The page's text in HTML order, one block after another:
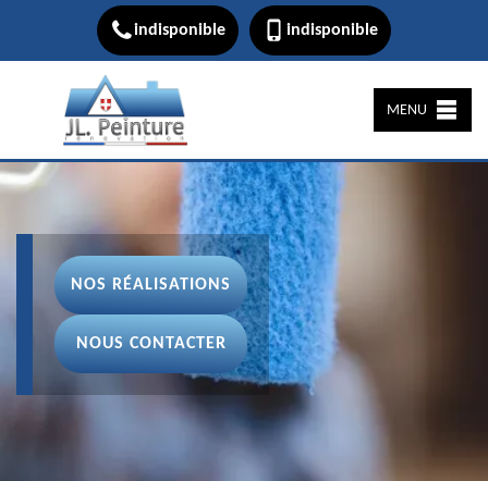
indisponible indisponible
MENU
NOS RÉALISATIONS
NOUS CONTACTER